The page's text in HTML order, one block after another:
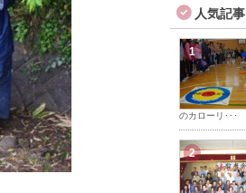
記
事
人気記事
1
のカローリ･･･
2